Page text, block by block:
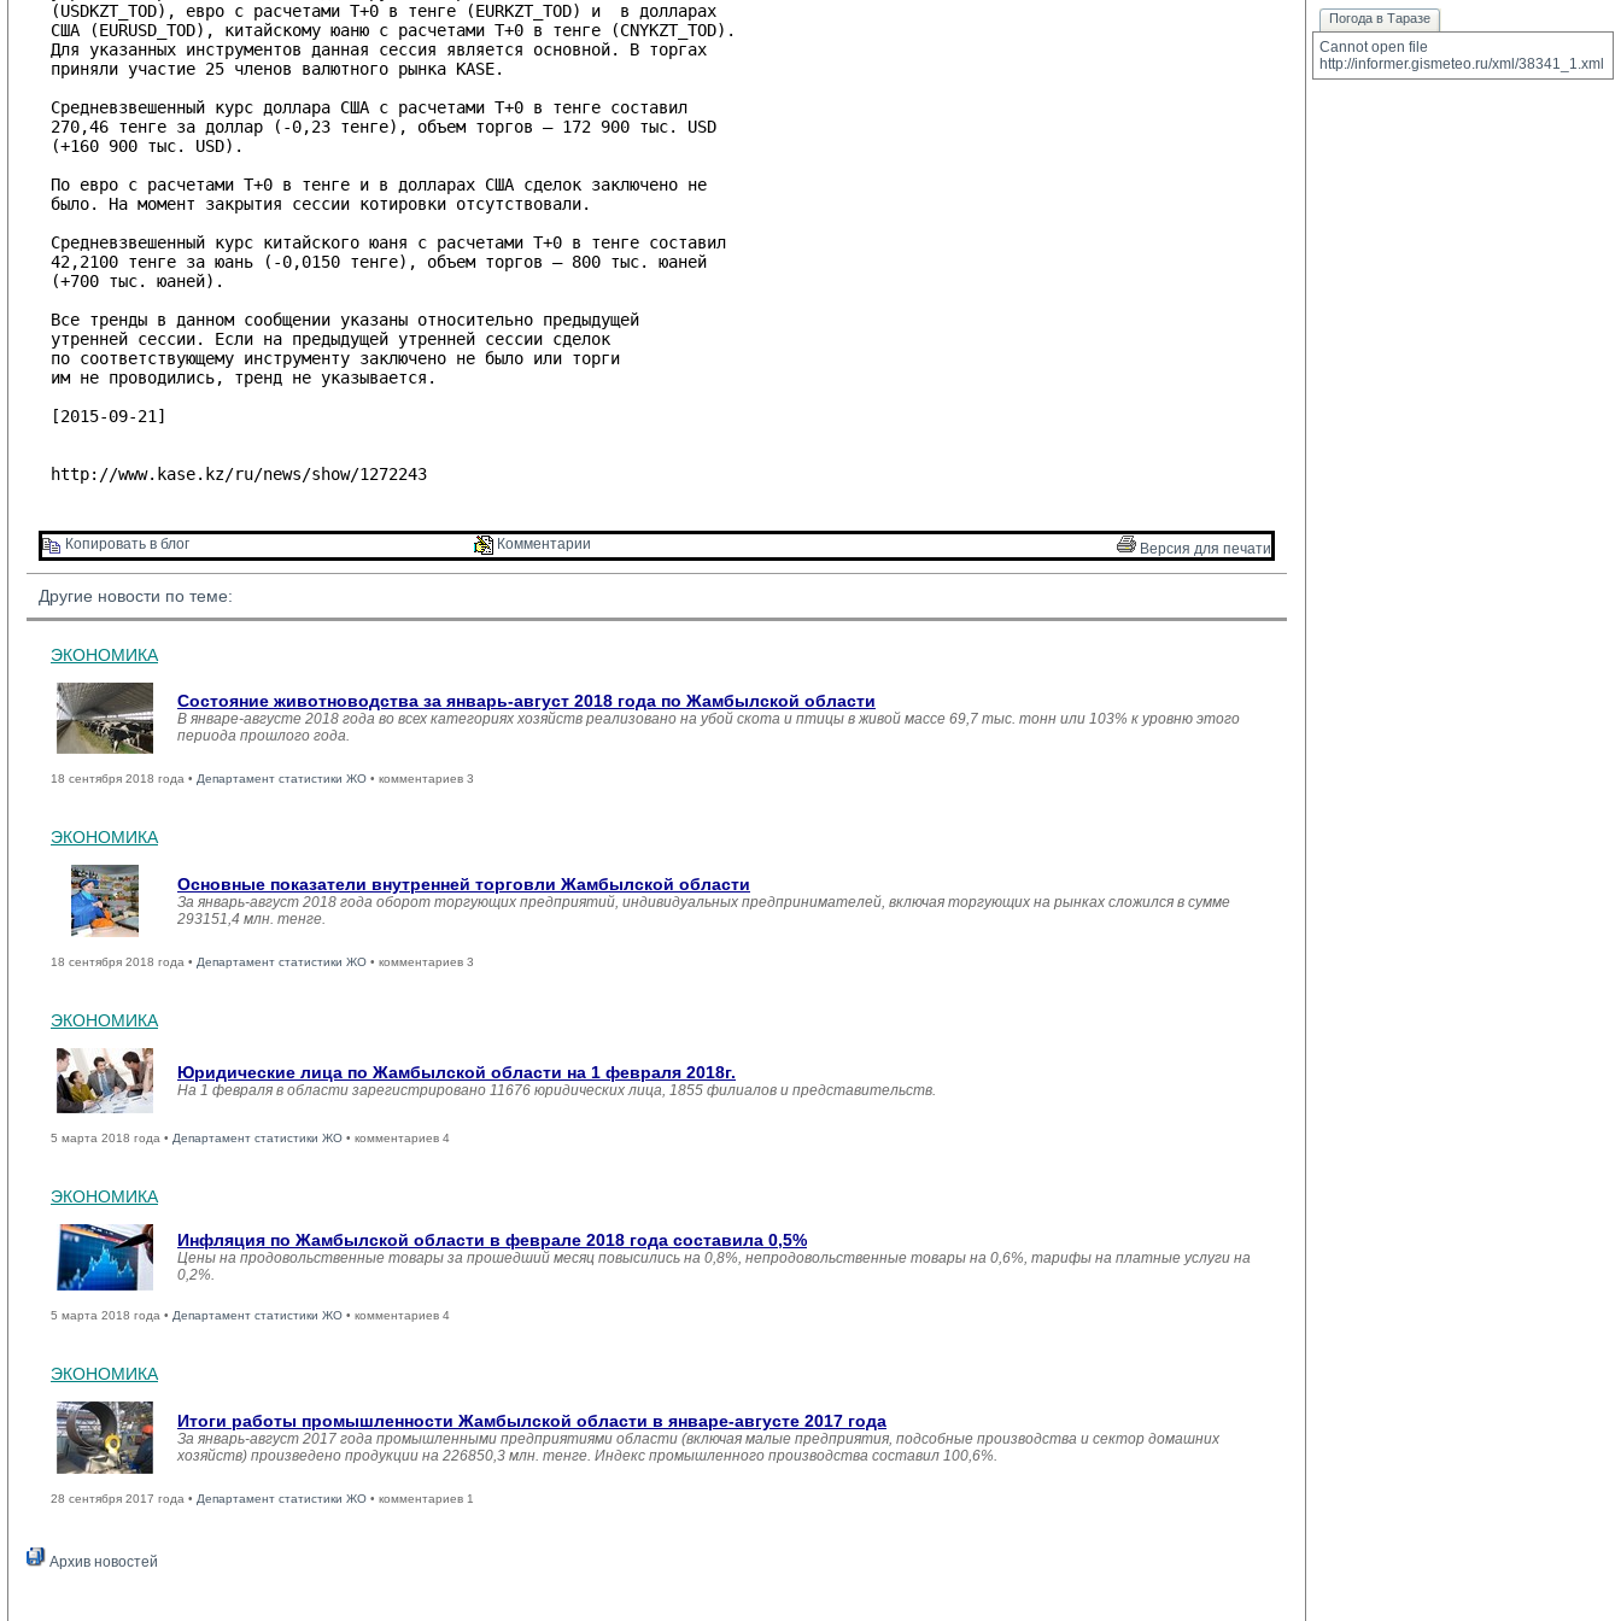
(USDKZT_TOD), евро с расчетами T+0 в тенге (EURKZT_TOD) и  в долларах
США (EURUSD_TOD), китайскому юаню с расчетами T+0 в тенге (CNYKZT_TOD).
Для указанных инструментов данная сессия является основной. В торгах
приняли участие 25 членов валютного рынка KASE.
Средневзвешенный курс доллара США с расчетами T+0 в тенге составил
270,46 тенге за доллар (-0,23 тенге), объем торгов – 172 900 тыс. USD
(+160 900 тыс. USD).
По евро с расчетами T+0 в тенге и в долларах США сделок заключено не
было. На момент закрытия сессии котировки отсутствовали.
Средневзвешенный курс китайского юаня с расчетами T+0 в тенге составил
42,2100 тенге за юань (-0,0150 тенге), объем торгов – 800 тыс. юаней
(+700 тыс. юаней).
Все тренды в данном сообщении указаны относительно предыдущей
утренней сессии. Если на предыдущей утренней сессии сделок
по соответствующему инструменту заключено не было или торги
им не проводились, тренд не указывается.
[2015-09-21]
http://www.kase.kz/ru/news/show/1272243
Копировать в блог Комментарии Версия для печати
Другие новости по теме:
ЭКОНОМИКА
Состояние животноводства за январь-август 2018 года по Жамбылской области
В январе-августе 2018 года во всех категориях хозяйств реализовано на убой скота и птицы в живой массе 69,7 тыс. тонн или 103% к уровню этого
периода прошлого года.
18 сентября 2018 года • Департамент статистики ЖО • комментариев 3
ЭКОНОМИКА
Основные показатели внутренней торговли Жамбылской области
За январь-август 2018 года оборот торгующих предприятий, индивидуальных предпринимателей, включая торгующих на рынках сложился в сумме
293151,4 млн. тенге.
18 сентября 2018 года • Департамент статистики ЖО • комментариев 3
ЭКОНОМИКА
Юридические лица по Жамбылской области на 1 февраля 2018г.
На 1 февраля в области зарегистрировано 11676 юридических лица, 1855 филиалов и представительств.
5 марта 2018 года • Департамент статистики ЖО • комментариев 4
ЭКОНОМИКА
Инфляция по Жамбылской области в феврале 2018 года составила 0,5%
Цены на продовольственные товары за прошедший месяц повысились на 0,8%, непродовольственные товары на 0,6%, тарифы на платные услуги на
0,2%.
5 марта 2018 года • Департамент статистики ЖО • комментариев 4
ЭКОНОМИКА
Итоги работы промышленности Жамбылской области в январе-августе 2017 года
За январь-август 2017 года промышленными предприятиями области (включая малые предприятия, подсобные производства и сектор домашних
хозяйств) произведено продукции на 226850,3 млн. тенге. Индекс промышленного производства составил 100,6%.
28 сентября 2017 года • Департамент статистики ЖО • комментариев 1
Архив новостей
Погода в Таразе
Cannot open file
http://informer.gismeteo.ru/xml/38341_1.xml